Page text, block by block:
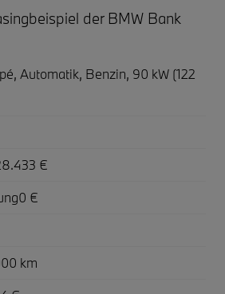
der BMW Bank
Automatik, Benzin, 90 kW (122
€
0 €
km